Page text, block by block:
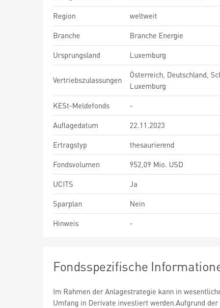
Region
weltweit
Branche
Branche Energie
Ursprungsland
Luxemburg
Vertriebszulassungen
Österreich, Deutschland,
Luxemburg
KESt-Meldefonds
-
Auflagedatum
22.11.2023
Ertragstyp
thesaurierend
Fondsvolumen
952,09 Mio. USD
UCITS
Ja
Sparplan
Nein
Hinweis
-
Fondsspezifische
Im Rahmen der Anlagestrategie kann in
Umfang in Derivate investiert werden.Aufgrund der